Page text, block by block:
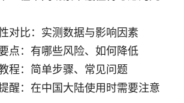
对比：实测数据与影响因素
点：有哪些风险、如何降低
程：简单步骤、常见问题
醒：在中国大陆使用时需要注意